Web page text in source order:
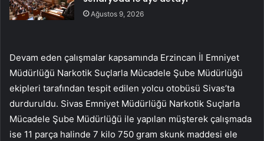
Ağustos 9, 2026
Devam eden çalışmalar kapsamında Erzincan İl Emniyet
Müdürlüğü Narkotik Suçlarla Mücadele Şube Müdürlüğü
ekipleri tarafından tespit edilen yolcu otobüsü Sivas’ta
durduruldu. Sivas Emniyet Müdürlüğü Narkotik Suçlarla
Mücadele Şube Müdürlüğü ile yapılan müşterek çalışmada
ise 11 parça halinde 7 kilo 750 gram skunk maddesi ele